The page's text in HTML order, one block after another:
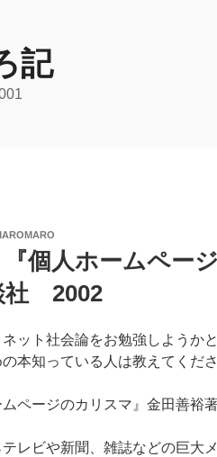
記
個人ホームペー
2002
ット社会論をお勉強しようか
本知っている人は教えてくだ
ページのカリスマ』金田善裕
レビや新聞、雑誌などの巨大